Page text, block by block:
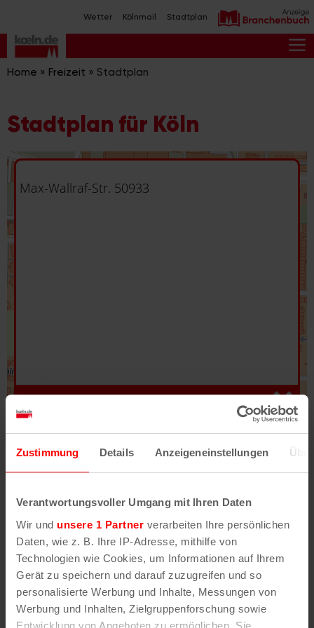
Zustimmung Details Anzeigeneinstellungen
Verantwortungsvoller Umgang mit Ihren Daten
Wir und unsere 1 Partner verarbeiten Ihre persönlichen
Daten, wie z. B. Ihre IP-Adresse, mithilfe von
Technologien wie Cookies, um Informationen auf Ihrem
Gerät zu speichern und darauf zuzugreifen und so
personalisierte Werbung und Inhalte, Messungen von
Werbung und Inhalten, Zielgruppenforschung sowie
Entwicklung von Angeboten zu ermöglichen. Sie
Inhalt
springen
Wetter Kölnmail Stadtplan
Home » Freizeit » Stadtplan
Stadtplan für Köln
Fehler/Problem melden
Darstellung des RVR-Kartenwerks
Stadtplanwerk
erhältst Du unsere koeln.de-Karte mit vielen
weiteren Details wie z.B. Hausnummern.
Unser Stadtplan basiert auf Daten des
OpenStreetMap
-Projekts (
© OpenStreetMap
Mitwirkende
) und von OpenCycleMap.org